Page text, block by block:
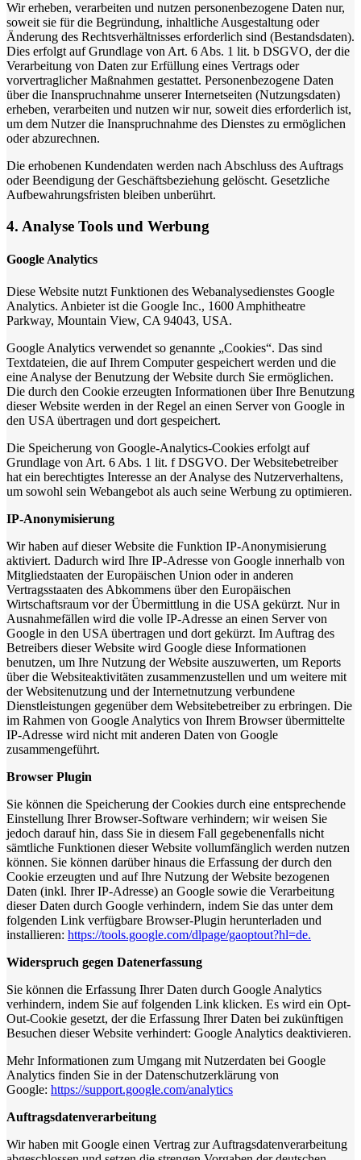
Wir erheben, verarbeiten und nutzen personenbezogene Daten nur,
soweit sie für die Begründung, inhaltliche Ausgestaltung oder
Änderung des Rechtsverhältnisses erforderlich sind (Bestandsdaten).
Dies erfolgt auf Grundlage von Art. 6 Abs. 1 lit. b DSGVO, der die
Verarbeitung von Daten zur Erfüllung eines Vertrags oder
vorvertraglicher Maßnahmen gestattet. Personenbezogene Daten
über die Inanspruchnahme unserer Internetseiten (Nutzungsdaten)
erheben, verarbeiten und nutzen wir nur, soweit dies erforderlich ist,
um dem Nutzer die Inanspruchnahme des Dienstes zu ermöglichen
oder abzurechnen.
Die erhobenen Kundendaten werden nach Abschluss des Auftrags
oder Beendigung der Geschäftsbeziehung gelöscht. Gesetzliche
Aufbewahrungsfristen bleiben unberührt.
4. Analyse Tools und Werbung
Google Analytics
Diese Website nutzt Funktionen des Webanalysedienstes Google
Analytics. Anbieter ist die Google Inc., 1600 Amphitheatre
Parkway, Mountain View, CA 94043, USA.
Google Analytics verwendet so genannte „Cookies“. Das sind
Textdateien, die auf Ihrem Computer gespeichert werden und die
eine Analyse der Benutzung der Website durch Sie ermöglichen.
Die durch den Cookie erzeugten Informationen über Ihre Benutzung
dieser Website werden in der Regel an einen Server von Google in
den USA übertragen und dort gespeichert.
Die Speicherung von Google-Analytics-Cookies erfolgt auf
Grundlage von Art. 6 Abs. 1 lit. f DSGVO. Der Websitebetreiber
hat ein berechtigtes Interesse an der Analyse des Nutzerverhaltens,
um sowohl sein Webangebot als auch seine Werbung zu optimieren.
IP-Anonymisierung
Wir haben auf dieser Website die Funktion IP-Anonymisierung
aktiviert. Dadurch wird Ihre IP-Adresse von Google innerhalb von
Mitgliedstaaten der Europäischen Union oder in anderen
Vertragsstaaten des Abkommens über den Europäischen
Wirtschaftsraum vor der Übermittlung in die USA gekürzt. Nur in
Ausnahmefällen wird die volle IP-Adresse an einen Server von
Google in den USA übertragen und dort gekürzt. Im Auftrag des
Betreibers dieser Website wird Google diese Informationen
benutzen, um Ihre Nutzung der Website auszuwerten, um Reports
über die Websiteaktivitäten zusammenzustellen und um weitere mit
der Websitenutzung und der Internetnutzung verbundene
Dienstleistungen gegenüber dem Websitebetreiber zu erbringen. Die
im Rahmen von Google Analytics von Ihrem Browser übermittelte
IP-Adresse wird nicht mit anderen Daten von Google
zusammengeführt.
Browser Plugin
Sie können die Speicherung der Cookies durch eine entsprechende
Einstellung Ihrer Browser-Software verhindern; wir weisen Sie
jedoch darauf hin, dass Sie in diesem Fall gegebenenfalls nicht
sämtliche Funktionen dieser Website vollumfänglich werden nutzen
können. Sie können darüber hinaus die Erfassung der durch den
Cookie erzeugten und auf Ihre Nutzung der Website bezogenen
Daten (inkl. Ihrer IP-Adresse) an Google sowie die Verarbeitung
dieser Daten durch Google verhindern, indem Sie das unter dem
folgenden Link verfügbare Browser-Plugin herunterladen und
installieren: https://tools.google.com/dlpage/gaoptout?hl=de.
Widerspruch gegen Datenerfassung
Sie können die Erfassung Ihrer Daten durch Google Analytics
verhindern, indem Sie auf folgenden Link klicken. Es wird ein Opt-
Out-Cookie gesetzt, der die Erfassung Ihrer Daten bei zukünftigen
Besuchen dieser Website verhindert: Google Analytics deaktivieren.
Mehr Informationen zum Umgang mit Nutzerdaten bei Google
Analytics finden Sie in der Datenschutzerklärung von
Google: https://support.google.com/analytics
Auftragsdatenverarbeitung
Wir haben mit Google einen Vertrag zur Auftragsdatenverarbeitung